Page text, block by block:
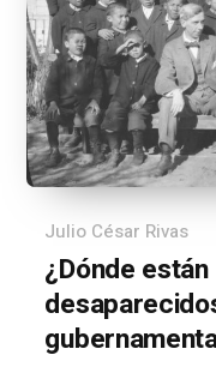
Julio César Rivas
¿Dónde